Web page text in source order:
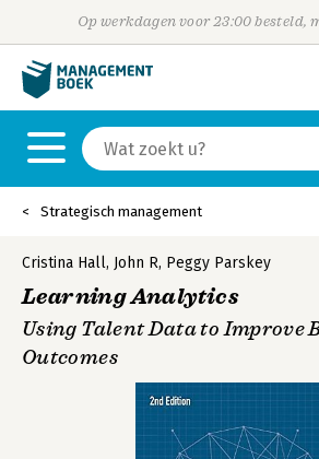
Op werkdagen voor 23:00 besteld,
Strategisch management
Cristina Hall, John R, Peggy Parskey
Learning Analytics
Using Talent Data to Improve
Outcomes